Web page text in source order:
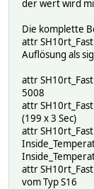
attr
attr
attr
attr
attr
attr
attr
attr
attr
attr
attr
der wert wird
Die komplette
attr
Auflösung als
attr
5008
attr
(199 x 3 Sec)
attr
attr
vom Typ S16